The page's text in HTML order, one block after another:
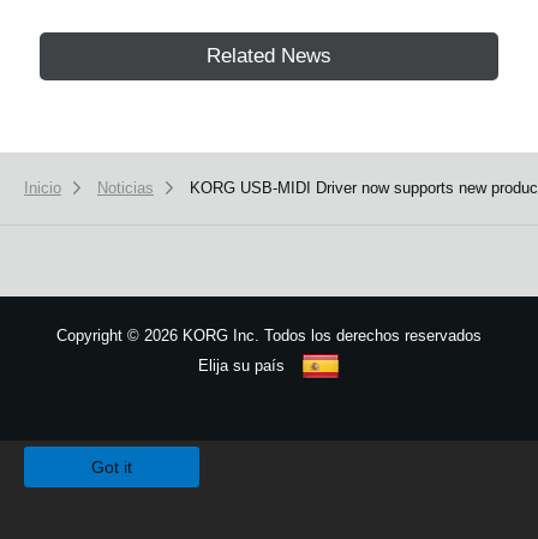
Related News
Inicio Noticias KORG USB-MIDI Driver now supports new
Copyright © 2026 KORG Inc. Todos los derechos reservados
Elija su país
Got it